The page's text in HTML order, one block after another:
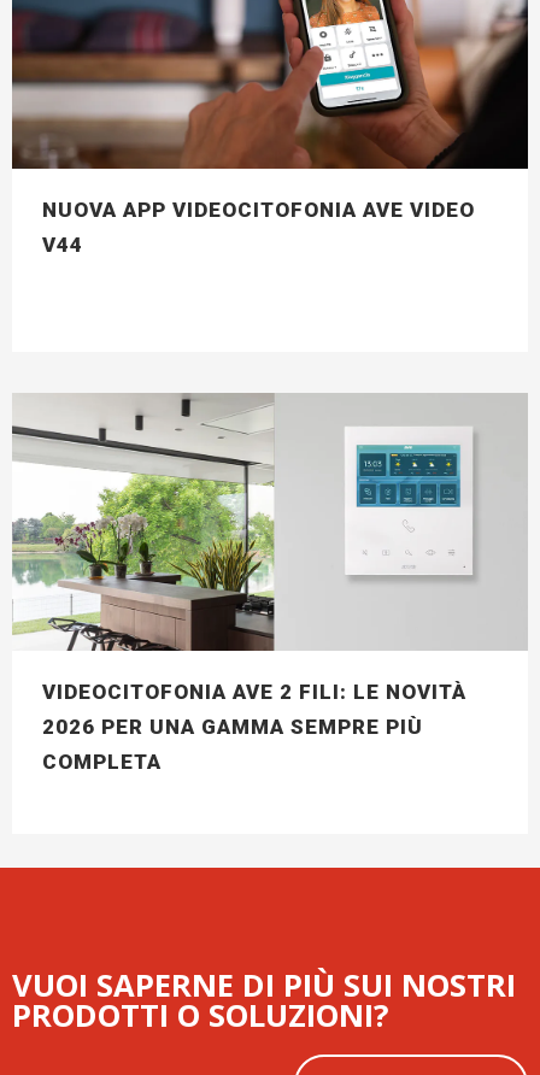
NUOVA APP VIDEOCITOFONIA AVE VIDEO
V44
VIDEOCITOFONIA AVE 2 FILI: LE NOVITÀ
2026 PER UNA GAMMA SEMPRE PIÙ
COMPLETA
VUOI SAPERNE DI PIÙ SUI NOSTRI
PRODOTTI O SOLUZIONI?